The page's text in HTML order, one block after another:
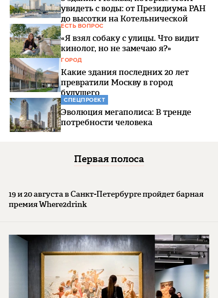
увидеть с воды: от Президиума РАН
до высотки на Котельнической
ЕСТЬ ВОПРОС
«Я взял собаку с улицы. Что видит
кинолог, но не замечаю я?»
ГОРОД
Какие здания последних 20 лет
превратили Москву в город
будущего
СПЕЦПРОЕКТ
Эволюция мегаполиса: В тренде
потребности человека
Первая полоса
19 и 20 августа в Санкт-Петербурге пройдет барная
премия Where2drink